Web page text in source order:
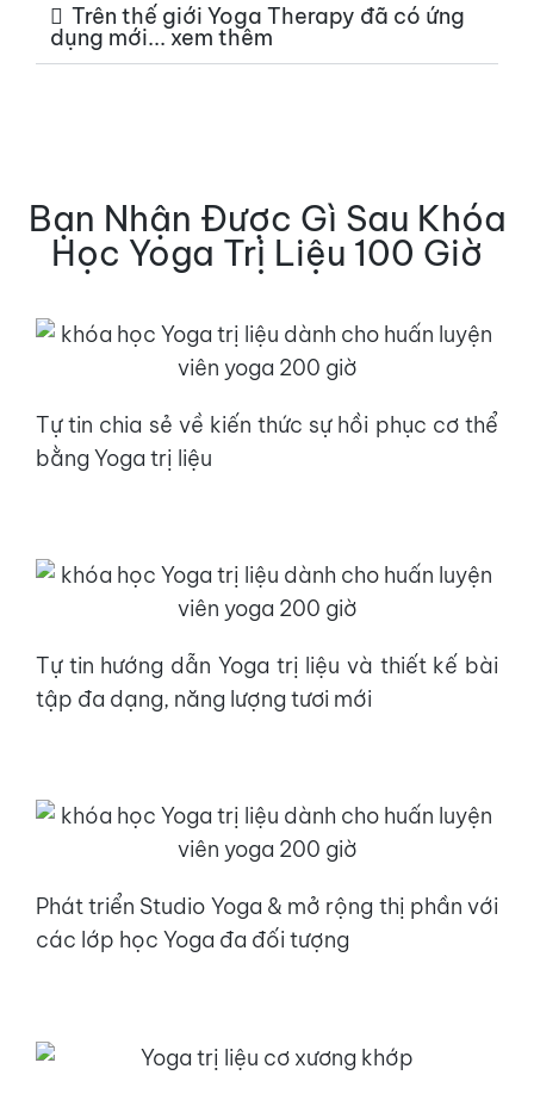
Trên thế giới Yoga Therapy đã có ứng
dụng mới... xem thêm
Bạn Nhận Được Gì Sau Khóa
Học Yoga Trị Liệu 100 Giờ
Tự tin chia sẻ về kiến thức sự hồi phục cơ thể
bằng Yoga trị liệu
Tự tin hướng dẫn Yoga trị liệu và thiết kế bài
tập đa dạng, năng lượng tươi mới
Phát triển Studio Yoga & mở rộng thị phần với
các lớp học Yoga đa đối tượng